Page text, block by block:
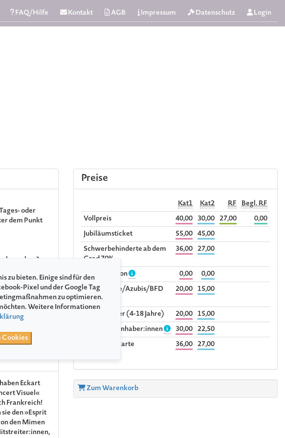
FAQ/Hilfe Kontakt AGB Impressum Datenschutz Login
oder
dem Punkt
machen?
Sie die
in seiner
Erleben von
Eckart
Visuel«
Frankreich!
sie den »Esprit
den Mimen
Preise
Kat1 Kat2 RF
Begl. RF
Vollpreis
40,00 30,00 27,00
0,00
Jubiläumsticket
55,00
45,00
Schwerbehinderte ab dem
Grad 70%
36,00 27,00
Begleitperson 0,00
0,00
Studierende/Azubis/BFD
bis 30 Jahre
20,00 15,00
Kind/Schüler (4-18 Jahre) 20,00
15,00
Sozialpass-Inhaber:innen
30,00
22,50
Ehrenamtskarte
36,00 27,00
Zum Warenkorb
zu bieten. Einige sind für den
Pixel und der Google Tag
zu optimieren.
Weitere Informationen
Cookies